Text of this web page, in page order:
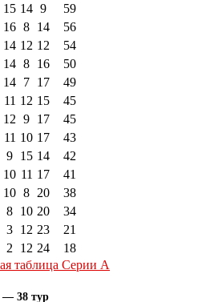
15 14 9
59
16 8 14
56
14 12 12
54
14 8 16
50
14 7 17
49
11 12 15
45
12 9 17
45
11 10 17
43
9 15 14
42
10 11 17
41
10 8 20
38
8 10 20
34
3 12 23
21
2 12 24
18
таблица Серии А
38 тур